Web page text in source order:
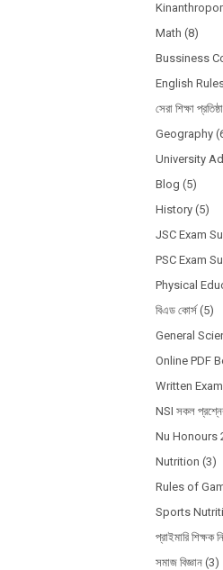
Math (8)
Bussiness
English
সেরা শিক্ষা
Geography
University
Blog (5)
History (5)
JSC Exam
PSC Exam
Physical
বিএড কোর্স (5)
General
Online PDF
Written
NSI সকল
Nu Honours
Nutrition (3)
Rules of
Sports
প্রাইমারি শিক্ষক
সমাজ বিজ্ঞান (3)